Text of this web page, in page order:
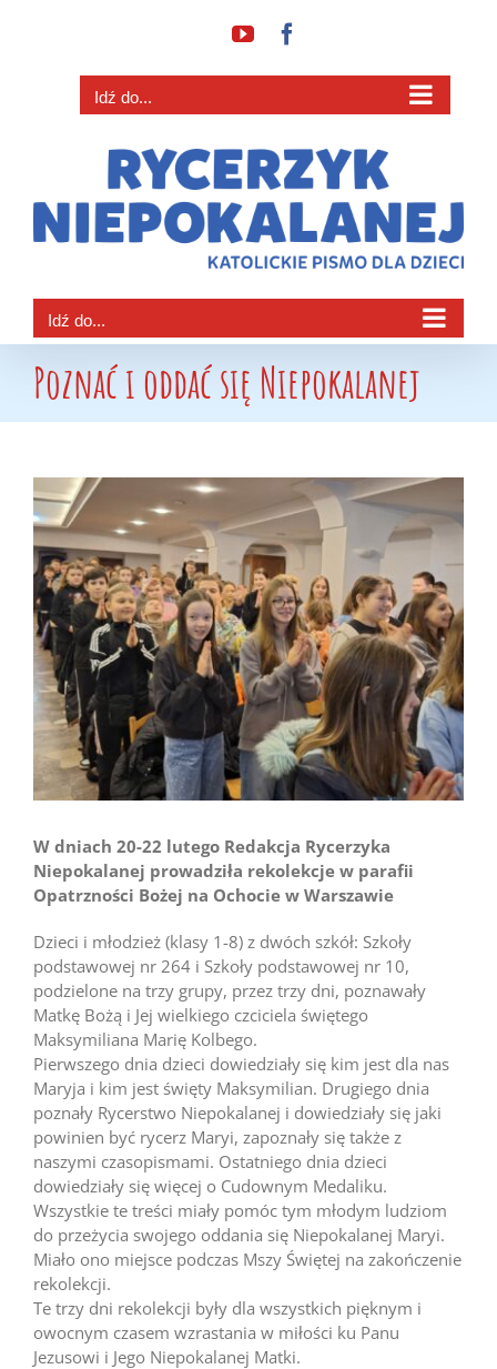
YouTube
Idź do...
Idź do...
Poznać i oddać się Niepokalanej
Pokaż
większy
obrazek
W dniach 20-22 lutego Redakcja Rycerzyka
Niepokalanej prowadziła rekolekcje w parafii
Opatrzności Bożej na Ochocie w Warszawie
Dzieci i młodzież (klasy 1-8) z dwóch szkół: Szkoły
podstawowej nr 264 i Szkoły podstawowej nr 10,
podzielone na trzy grupy, przez trzy dni, poznawały
Matkę Bożą i Jej wielkiego czciciela świętego
Maksymiliana Marię Kolbego.
Pierwszego dnia dzieci dowiedziały się kim jest dla nas
Maryja i kim jest święty Maksymilian. Drugiego dnia
poznały Rycerstwo Niepokalanej i dowiedziały się jaki
powinien być rycerz Maryi, zapoznały się także z
naszymi czasopismami. Ostatniego dnia dzieci
dowiedziały się więcej o Cudownym Medaliku.
Wszystkie te treści miały pomóc tym młodym ludziom
do przeżycia swojego oddania się Niepokalanej Maryi.
Miało ono miejsce podczas Mszy Świętej na zakończenie
rekolekcji.
Te trzy dni rekolekcji były dla wszystkich pięknym i
owocnym czasem wzrastania w miłości ku Panu
Jezusowi i Jego Niepokalanej Matki.